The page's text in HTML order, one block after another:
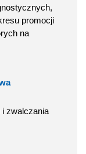
promocji
na
i zwalczania